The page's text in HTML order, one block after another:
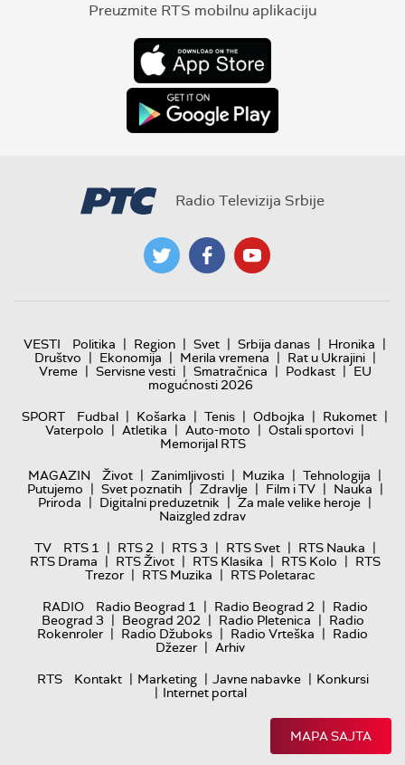
Preuzmite RTS mobilnu aplikaciju
Radio Televizija Srbije
VESTI Politika | Region | Svet | Srbija danas | Hronika |
Društvo | Ekonomija | Merila vremena | Rat u Ukrajini |
Vreme | Servisne vesti | Smatračnica | Podkast | EU
mogućnosti 2026
SPORT
Fudbal | Košarka | Tenis | Odbojka | Rukomet |
Vaterpolo | Atletika | Auto-moto | Ostali sportovi |
Memorijal RTS
MAGAZIN
Život | Zanimljivosti | Muzika | Tehnologija |
Putujemo | Svet poznatih | Zdravlje | Film i TV | Nauka |
Priroda | Digitalni preduzetnik | Za male velike heroje |
Naizgled zdrav
TV
RTS 1 | RTS 2 | RTS 3 | RTS Svet | RTS Nauka |
RTS Drama | RTS Život | RTS Klasika | RTS Kolo | RTS
Trezor | RTS Muzika | RTS Poletarac
RADIO
Radio Beograd 1 | Radio Beograd 2 | Radio
Beograd 3 | Beograd 202 | Radio Pletenica | Radio
Rokenroler | Radio Džuboks | Radio Vrteška | Radio
Džezer | Arhiv
RTS
Kontakt | Marketing | Javne nabavke | Konkursi
| Internet portal
MAPA SAJTA